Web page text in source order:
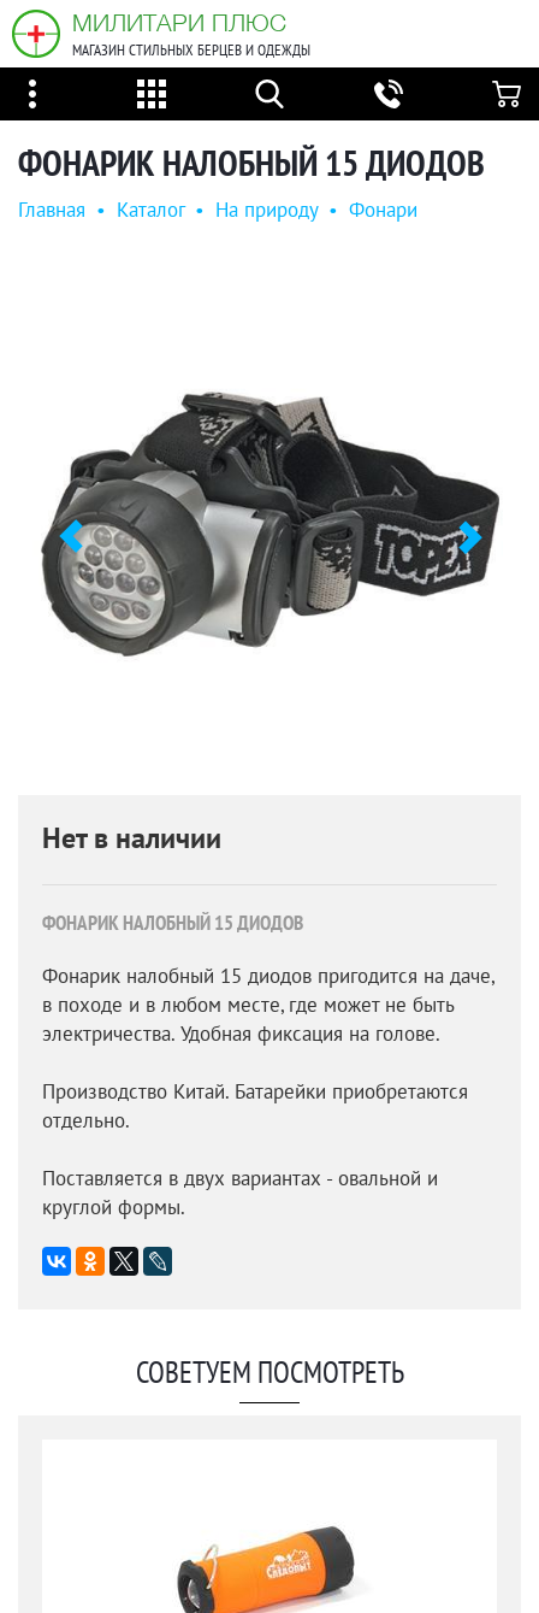
МИЛИТАРИ ПЛЮС
МАГАЗИН СТИЛЬНЫХ БЕРЦЕВ И ОДЕЖДЫ
ФОНАРИК НАЛОБНЫЙ 15 ДИОДОВ
Главная • Каталог • На природу • Фонари
Нет в наличии
ФОНАРИК НАЛОБНЫЙ 15 ДИОДОВ
Фонарик налобный 15 диодов пригодится на даче,
в походе и в любом месте, где может не быть
электричества. Удобная фиксация на голове.
Производство Китай. Батарейки приобретаются
отдельно.
Поставляется в двух вариантах - овальной и
круглой формы.
СОВЕТУЕМ ПОСМОТРЕТЬ